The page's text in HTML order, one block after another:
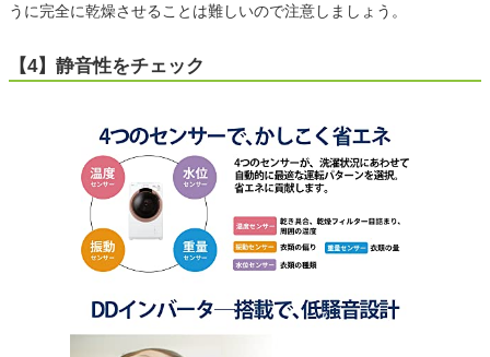
うに完全に乾燥させることは難しいので注意しましょう。
【4】静音性をチェック